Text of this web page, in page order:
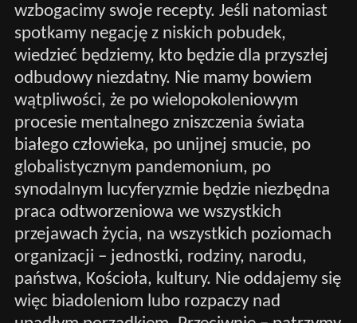
wzbogacimy swoje recepty. Jeśli natomiast
spotkamy negację z niskich pobudek,
wiedzieć będziemy, kto będzie dla przyszłej
odbudowy niezdatny. Nie mamy bowiem
wątpliwości, że po wielopokoleniowym
procesie mentalnego zniszczenia świata
białego człowieka, po unijnej smucie, po
globalistycznym pandemonium, po
synodalnym lucyferyzmie będzie niezbędna
praca odtworzeniowa we wszystkich
przejawach życia, na wszystkich poziomach
organizacji – jednostki, rodziny, narodu,
państwa, Kościoła, kultury. Nie oddajemy się
więc biadoleniom lubo rozpaczy nad